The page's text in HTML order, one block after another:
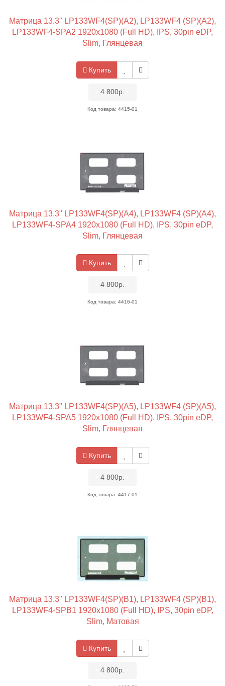
Матрица 13.3" LP133WF4(SP)(A2), LP133WF4 (SP)(A2),
LP133WF4-SPA2 1920x1080 (Full HD), IPS, 30pin eDP,
Slim, Глянцевая
Купить
4 800р.
Код товара: 4415-01
Матрица 13.3" LP133WF4(SP)(A4), LP133WF4 (SP)(A4),
LP133WF4-SPA4 1920x1080 (Full HD), IPS, 30pin eDP,
Slim, Глянцевая
Купить
4 800р.
Код товара: 4416-01
Матрица 13.3" LP133WF4(SP)(A5), LP133WF4 (SP)(A5),
LP133WF4-SPA5 1920x1080 (Full HD), IPS, 30pin eDP,
Slim, Глянцевая
Купить
4 800р.
Код товара: 4417-01
Матрица 13.3" LP133WF4(SP)(B1), LP133WF4 (SP)(B1),
LP133WF4-SPB1 1920x1080 (Full HD), IPS, 30pin eDP,
Slim, Матовая
Купить
4 800р.